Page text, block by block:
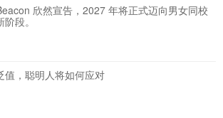
欣然宣告，2027 年将正式迈向男女同校
段。
值，聪明人将如何应对